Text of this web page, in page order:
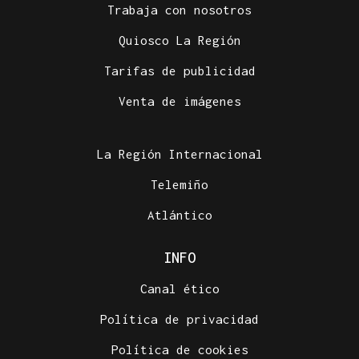
Trabaja con nosotros
Quiosco La Región
Tarifas de publicidad
Venta de imágenes
La Región Internacional
Telemiño
Atlántico
INFO
Canal ético
Política de privacidad
Política de cookies